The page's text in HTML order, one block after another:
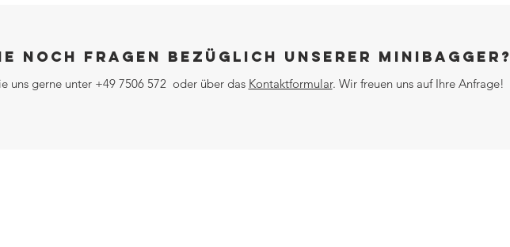
noch Fragen bezüglich unserer minibagger?
uns gerne unter +49 7506 572oder über das Kontaktformular. Wir freuen uns auf Ihre Anfrage!